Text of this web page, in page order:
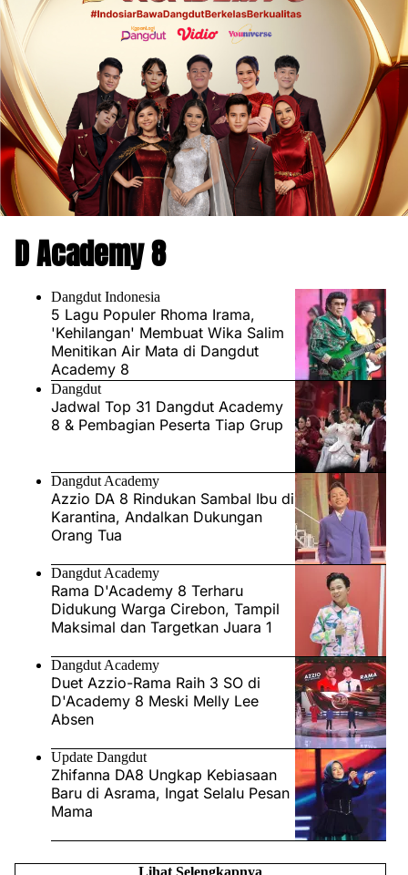
D Academy 8
Dangdut Indonesia
5 Lagu Populer Rhoma Irama,
'Kehilangan' Membuat Wika Salim
Menitikan Air Mata di Dangdut
Academy 8
Dangdut
Jadwal Top 31 Dangdut Academy
8 & Pembagian Peserta Tiap Grup
Dangdut Academy
Azzio DA 8 Rindukan Sambal Ibu di
Karantina, Andalkan Dukungan
Orang Tua
Dangdut Academy
Rama D'Academy 8 Terharu
Didukung Warga Cirebon, Tampil
Maksimal dan Targetkan Juara 1
Dangdut Academy
Duet Azzio-Rama Raih 3 SO di
D'Academy 8 Meski Melly Lee
Absen
Update Dangdut
Zhifanna DA8 Ungkap Kebiasaan
Baru di Asrama, Ingat Selalu Pesan
Mama